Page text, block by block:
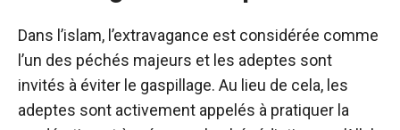
Dans l’islam, l’extravagance est considérée comme
l’un des péchés majeurs et les adeptes sont
invités à éviter le gaspillage. Au lieu de cela, les
adeptes sont activement appelés à pratiquer la